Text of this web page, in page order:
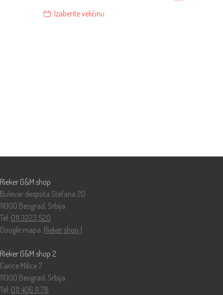
Izaberite veličinu
Rieker G&M shop
Bulevar despota Stefana 20
11000 Beograd, Srbija
Tel: 011 3223 520
Google mapa: Rieker shop 1
Rieker G&M shop 2
Carice Milice 7
11000 Beograd, Srbija
Tel: 011 406 11 78